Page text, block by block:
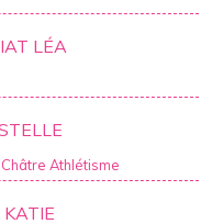
LÉA
Châtre Athlétisme